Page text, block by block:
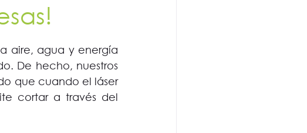
aire, agua y energía
De hecho, nuestros
que cuando el láser
cortar a través del